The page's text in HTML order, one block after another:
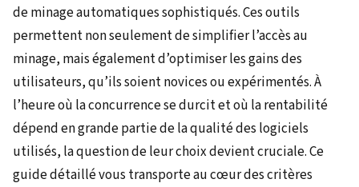
de minage automatiques sophistiqués. Ces outils
permettent non seulement de simplifier l’accès au
minage, mais également d’optimiser les gains des
utilisateurs, qu’ils soient novices ou expérimentés. À
l’heure où la concurrence se durcit et où la rentabilité
dépend en grande partie de la qualité des logiciels
utilisés, la question de leur choix devient cruciale. Ce
guide détaillé vous transporte au cœur des critères